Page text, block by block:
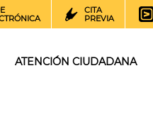
CITA
PREVIA
ATENCIÓN CIUDADANA